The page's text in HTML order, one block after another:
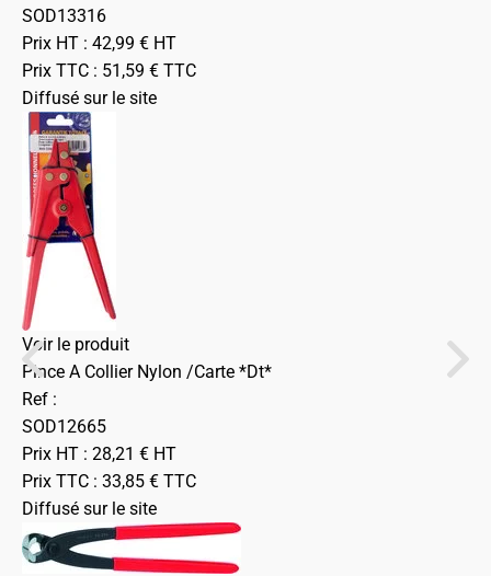
SOD13316
Prix HT : 42,99 € HT
Prix TTC : 51,59 € TTC
Diffusé sur le site
Voir le produit
Pince A Collier Nylon /Carte *Dt*
Ref :
SOD12665
Prix HT : 28,21 € HT
Prix TTC : 33,85 € TTC
Diffusé sur le site